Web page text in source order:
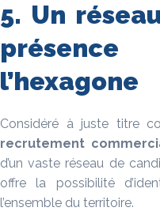
5. Un
l’hexagone
Considéré à juste titre
recrutement
d’un vaste réseau de
offre la possibilité
l’ensemble du territoire.